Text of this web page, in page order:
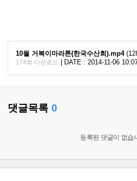
10월 거북이마라톤(한국수산회).mp4
174회 다운로드 DATE : 2014-11-06
댓글목록 0
등록된 댓글이 없습